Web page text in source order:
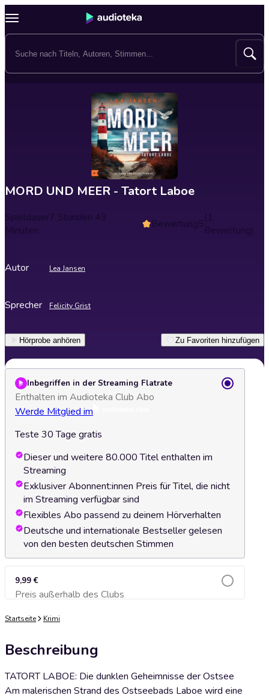
MORD UND MEER - Tatort Laboe
Spieldauer7 Stunden 49
Minuten
Bewertung5(1
Bewertung)
Autor Lea Jansen
Sprecher Felicity Grist
Hörprobe anhören Zu Favoriten hinzufügen
Inbegriffen in der Streaming Flatrate
Enthalten im Audioteka Club Abo
Werde Mitglied im
Teste 30 Tage gratis
Dieser und weitere 80.000 Titel enthalten im
Streaming
Exklusiver Abonnent:innen Preis für Titel, die nicht
im Streaming verfügbar sind
Flexibles Abo passend zu deinem Hörverhalten
Deutsche und internationale Bestseller gelesen
von den besten deutschen Stimmen
9,99 €
Preis außerhalb des ClubsZum Warenkorb hinzufügen
Startseite Krimi
Beschreibung
TATORT LABOE: Die dunklen Geheimnisse der Ostsee
Am malerischen Strand des Ostseebads Laboe wird eine